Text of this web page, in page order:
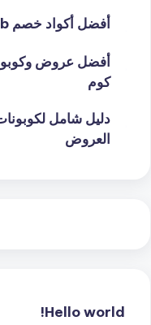
أفضل أكواد خصم iHerb للتسوق الصحي
أفضل عروض
كوم
دليل شامل
العروض
Hello world!